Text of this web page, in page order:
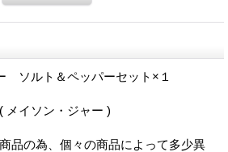
ソルト＆ペッパーセット×１
メイソン・ジャー )
品の為、個々の商品によって多少異